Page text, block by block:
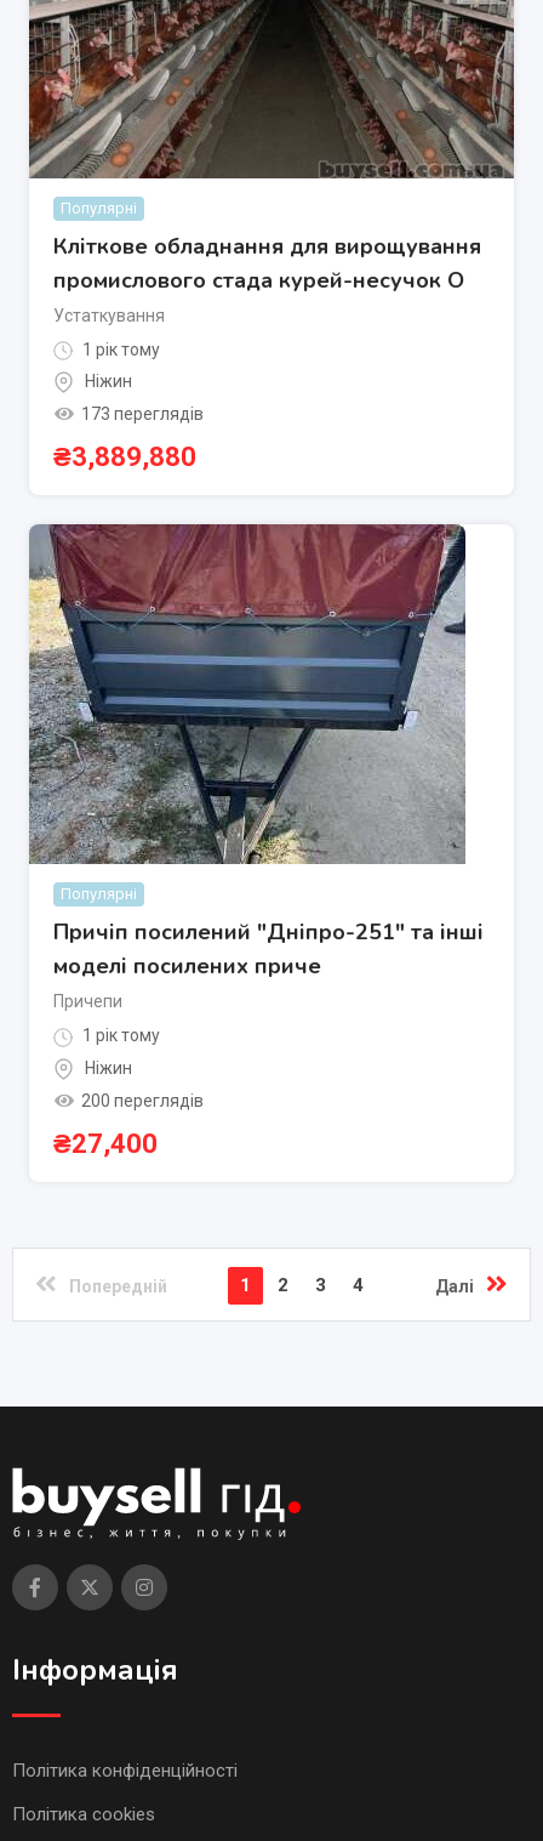
Популярні
Кліткове обладнання для вирощування
промислового стада курей-несучок О
Устаткування
1 рік тому
Ніжин
173 переглядів
₴3,889,880
Популярні
Причіп посилений "Дніпро-251" та інші
моделі посилених приче
Причепи
1 рік тому
Ніжин
200 переглядів
₴27,400
Попередній 1 2 3 4 Далі
Інформація
Політика конфіденційності
Політика cookies